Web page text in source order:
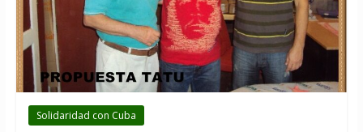
Solidaridad con Cuba